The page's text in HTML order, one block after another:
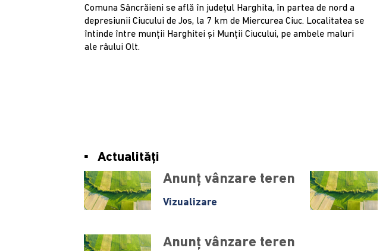
Comuna Sâncrăieni se află în judeţul Harghita, în partea de nord a
depresiunii Ciucului de Jos, la 7 km de Miercurea Ciuc. Localitatea se
întinde între munţii Harghitei şi Munţii Ciucului, pe ambele maluri
ale râului Olt.
Actualități
Anunț vânzare teren
Vizualizare
Anunț vânzare teren